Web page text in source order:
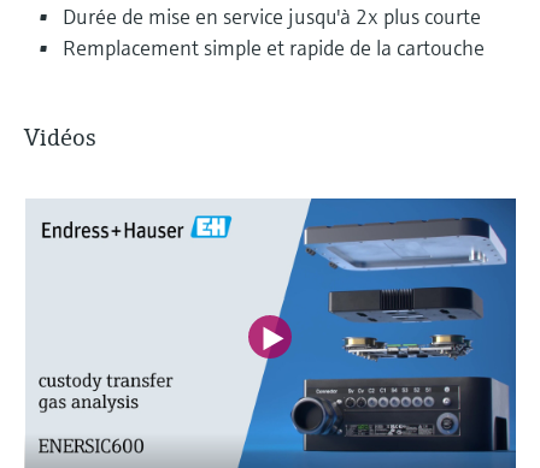
Durée de mise en service jusqu'à 2x plus courte
Remplacement simple et rapide de la cartouche
Vidéos